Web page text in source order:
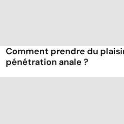
Comment prendre du
pénétration anale ?